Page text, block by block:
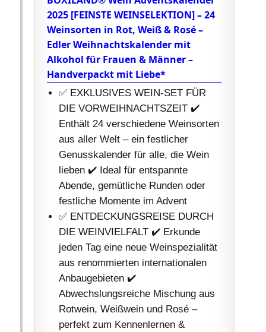
2025 [FEINSTE WEINSELEKTION] – 24
Weinsorten in Rot, Weiß & Rosé –
Edler Weihnachtskalender mit
Alkohol für Frauen & Männer –
Handverpackt mit Liebe*
✅ EXKLUSIVES WEIN-SET FÜR
DIE VORWEIHNACHTSZEIT ✔️
Enthält 24 verschiedene Weinsorten
aus aller Welt – ein festlicher
Genusskalender für alle, die Wein
lieben ✔️ Ideal für entspannte
Abende, gemütliche Runden oder
festliche Momente im Advent
✅ ENTDECKUNGSREISE DURCH
DIE WEINVIELFALT ✔️ Erkunde
jeden Tag eine neue Weinspezialität
aus renommierten internationalen
Anbaugebieten ✔️
Abwechslungsreiche Mischung aus
Rotwein, Weißwein und Rosé –
perfekt zum Kennenlernen &